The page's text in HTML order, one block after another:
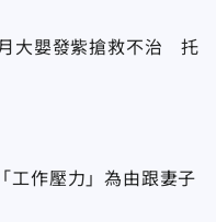
大嬰發紫搶救不治 托
工作壓力」為由跟妻子